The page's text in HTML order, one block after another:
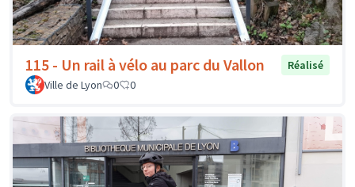
115 - Un rail à vélo au parc du Vallon
Réalisé
Ville de Lyon
0 0